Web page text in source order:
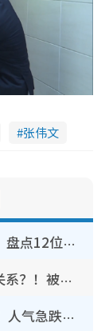
张伟文
《爱·回家》隐形富豪卧虎藏龙！盘点12位财气逼人的有钱艺人：这位美女3亿身家不愁做
叶泓文拍拖一周年亲口否认情侣关系？！被质疑感情造假竟称GM“普通同事”
30岁男艺人低调宣布已秘密离巢！人气急跌变失踪人口：“这几年过得并不容易”